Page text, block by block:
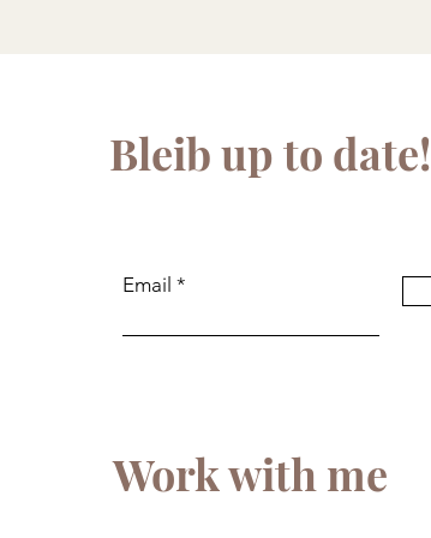
Bleib up to date!
Email
Work with me